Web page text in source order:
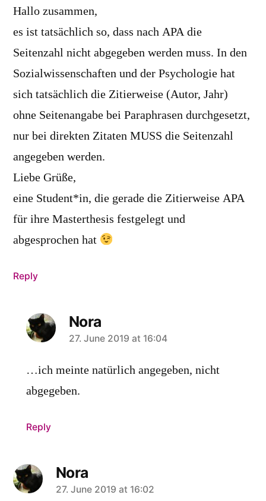
Hallo zusammen,
es ist tatsächlich so, dass nach APA die
Seitenzahl nicht abgegeben werden muss. In den
Sozialwissenschaften und der Psychologie hat
sich tatsächlich die Zitierweise (Autor, Jahr)
ohne Seitenangabe bei Paraphrasen durchgesetzt,
nur bei direkten Zitaten MUSS die Seitenzahl
angegeben werden.
Liebe Grüße,
eine Student*in, die gerade die Zitierweise APA
für ihre Masterthesis festgelegt und
abgesprochen hat
Reply
Nora
says:
27. June 2019 at 16:04
…ich meinte natürlich angegeben, nicht
abgegeben.
Reply
Nora
says:
27. June 2019 at 16:02